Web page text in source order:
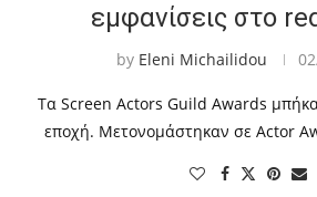
εμφανίσεις στο
by Eleni Michailidou
Τα Screen Actors Guild Awards
εποχή. Μετονομάστηκαν σε Actor